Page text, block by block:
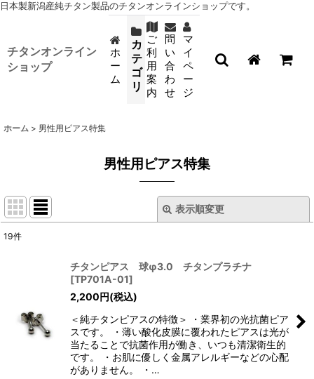
日本製新潟産純チタン製品のチタンオンラインショップです。
チタンオンライン
ショップ
ホ
ー
ム
カ
テ
ゴ
リ
ご
利
用
案
内
問
い
合
わ
せ
マ
イ
ペ
ー
ジ
ホーム > 男性用ピアス特集
男性用ピアス特集
表示順変更
絞り込む
19件
チタンピアス 球φ3.0 チタンプラチナ
[TP701A-01]
2,200円(税込)
＜純チタンピアスの特徴＞ ・業界初の光抗菌ピア
スです。 ・薄い酸化皮膜に覆われたピアスは光が
当たることで抗菌作用が働き、いつも清潔衛生的
です。 ・お肌に優しく金属アレルギーなどの心配
がありません。 ・…